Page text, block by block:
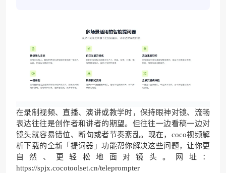
在录制视频、直播、演讲或教学时，保持眼神对镜、流畅
表达往往是创作者和讲者的期望。但往往一边看稿一边对
镜头就容易错位、断句或者节奏紊乱。现在， coco视频解
析下载的全新「 提词器 」功能帮你解决这些问题，让你更
自然、更轻松地面对镜头。网址：
https://spjx.cocotoolset.cn/teleprompter